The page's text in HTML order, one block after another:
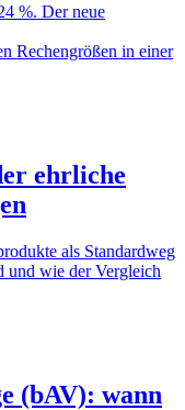
%. Der neue
Rechengrößen in einer
ehrliche
als Standardweg
und wie der Vergleich
(bAV): wann